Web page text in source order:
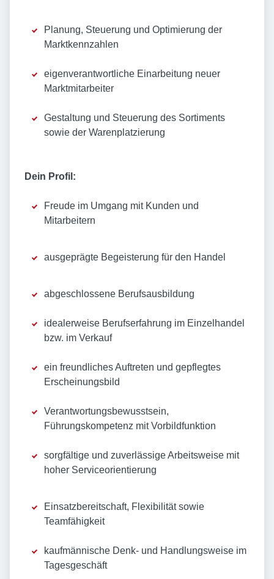
Planung, Steuerung und Optimierung der
Marktkennzahlen
eigenverantwortliche Einarbeitung neuer
Marktmitarbeiter
Gestaltung und Steuerung des Sortiments
sowie der Warenplatzierung
Dein Profil:
Freude im Umgang mit Kunden und
Mitarbeitern
ausgeprägte Begeisterung für den Handel
abgeschlossene Berufsausbildung
idealerweise Berufserfahrung im Einzelhandel
bzw. im Verkauf
ein freundliches Auftreten und gepflegtes
Erscheinungsbild
Verantwortungsbewusstsein,
Führungskompetenz mit Vorbildfunktion
sorgfältige und zuverlässige Arbeitsweise mit
hoher Serviceorientierung
Einsatzbereitschaft, Flexibilität sowie
Teamfähigkeit
kaufmännische Denk- und Handlungsweise im
Tagesgeschäft